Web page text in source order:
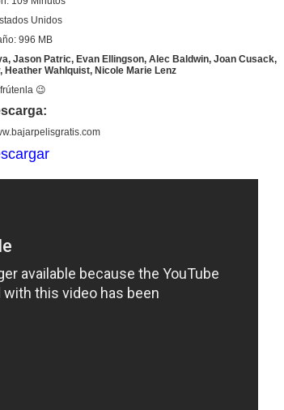
Unidos
996 MB
Jason Patric, Evan Ellingson, Alec Baldwin, Joan Cusack,
Heather Wahlquist, Nicole Marie Lenz
😉